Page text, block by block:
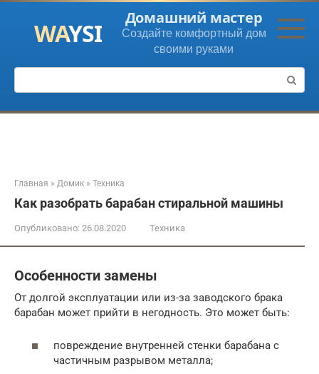
Перейти
контенту
Домашний мастер
Создайте комфортный дом
своими руками
Поиск:
Главная » Домик » Техника
Как разобрать барабан стиральной машины
Опубликовано: 26.08.2020 Техника
Особенности замены
От долгой эксплуатации или из-за заводского брака
барабан может прийти в негодность. Это может быть:
повреждение внутренней стенки барабана с
частичным разрывом металла;